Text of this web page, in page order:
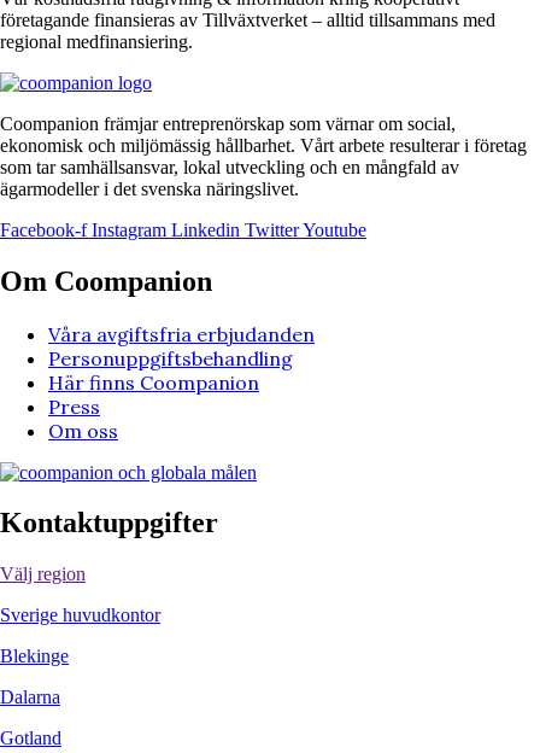
företagande finansieras av Tillväxtverket – alltid tillsammans med
regional medfinansiering.
Coompanion främjar entreprenörskap som värnar om social,
ekonomisk och miljömässig hållbarhet. Vårt arbete resulterar i företag
som tar samhällsansvar, lokal utveckling och en mångfald av
ägarmodeller i det svenska näringslivet.
Facebook-f Instagram Linkedin TwitterYoutube
Om Coompanion
Våra avgiftsfria erbjudanden
Personuppgiftsbehandling
Här finns Coompanion
Press
Om oss
Kontaktuppgifter
Välj region
Sverige huvudkontor
Blekinge
Dalarna
Gotland